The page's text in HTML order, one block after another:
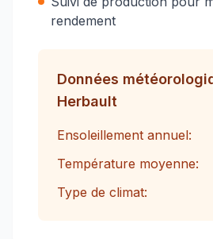
rendement
Données
Herbault
Ensoleillement annuel:
Température moyenne:
Type de climat: